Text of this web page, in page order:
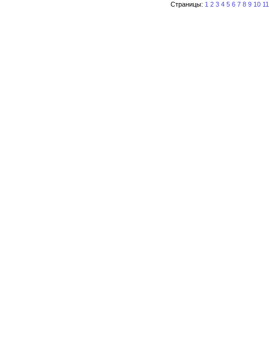
Страницы: 1 2 3 4 5 6 7 8 9 10 11